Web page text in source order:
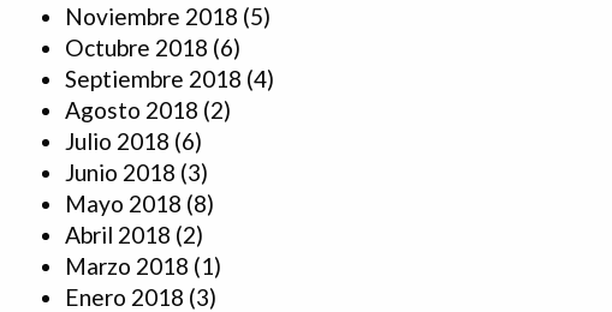
Noviembre 2018 (5)
Octubre 2018 (6)
Septiembre 2018 (4)
Agosto 2018 (2)
Julio 2018 (6)
Junio 2018 (3)
Mayo 2018 (8)
Abril 2018 (2)
Marzo 2018 (1)
Enero 2018 (3)